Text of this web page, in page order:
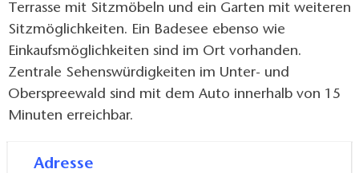
Terrasse mit Sitzmöbeln und ein Garten mit weiteren
Sitzmöglichkeiten. Ein Badesee ebenso wie
Einkaufsmöglichkeiten sind im Ort vorhanden.
Zentrale Sehenswürdigkeiten im Unter- und
Oberspreewald sind mit dem Auto innerhalb von 15
Minuten erreichbar.
Adresse